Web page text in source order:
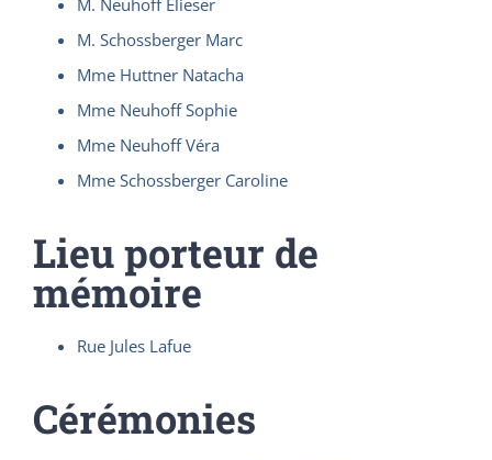
M. Neuhoff Elieser
M. Schossberger Marc
Mme Huttner Natacha
Mme Neuhoff Sophie
Mme Neuhoff Véra
Mme Schossberger Caroline
Lieu porteur de
mémoire
Rue Jules Lafue
Cérémonies